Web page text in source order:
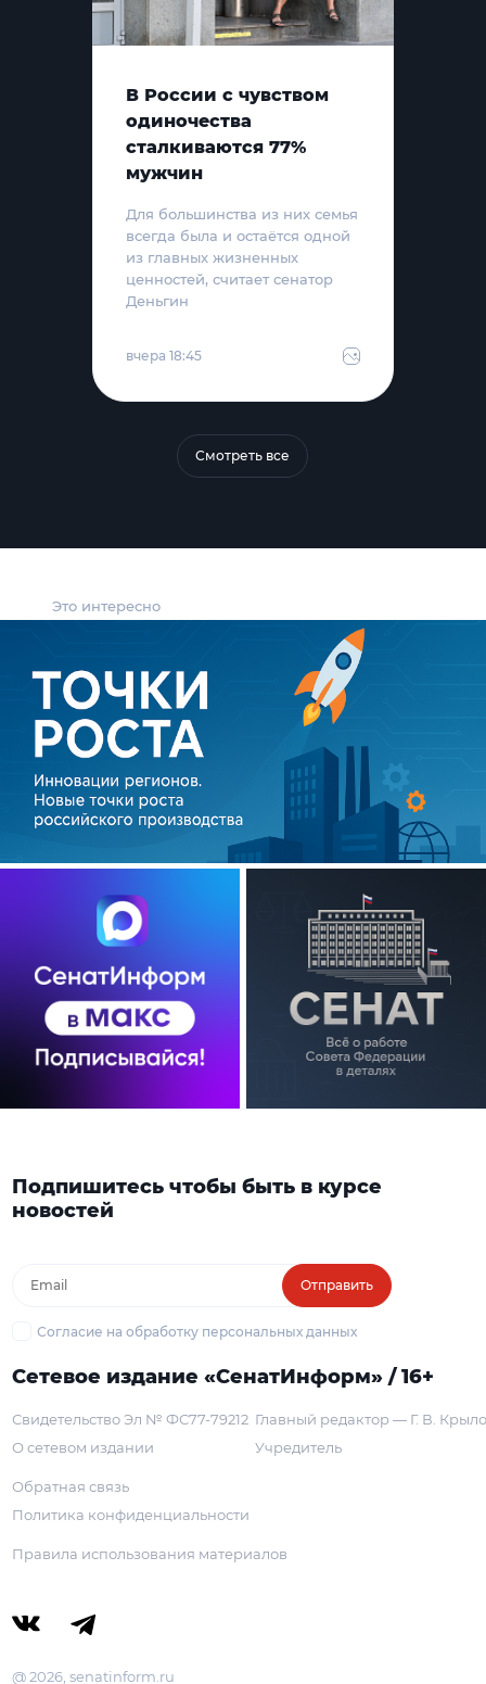
Это интересно
В России с чувством
одиночества
сталкиваются 77%
мужчин
Для большинства из них семья
всегда была и остаётся одной
из главных жизненных
ценностей, считает сенатор
Деньгин
вчера 18:45
Смотреть все
Подпишитесь чтобы быть в курсе
новостей
Отправить
Согласие на обработку персональных данных
Сетевое издание «СенатИнформ» / 16+
Свидетельство Эл № ФС77-79212
О сетевом издании
Главный редактор — Г. В.
Учредитель
Обратная связь
Политика конфиденциальности
Правила использования материалов
@ 2026, senatinform.ru